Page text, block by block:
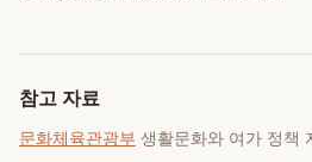
참고 자료
문화체육관광부 생활문화와 여가 정책